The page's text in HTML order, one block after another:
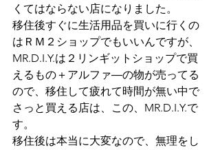
くてはならない店になりました。
移住後すぐに生活用品を買いに行くの
はＲＭ２ショップでもいいんですが、
MR.D.I.Y.は２リンギットショップで買
えるもの＋アルファ―の物が売ってる
ので、移住して疲れて時間が無い中で
さっと買える店は、この、MR.D.I.Y.で
す。
移住後は本当に大変なので、無理をし